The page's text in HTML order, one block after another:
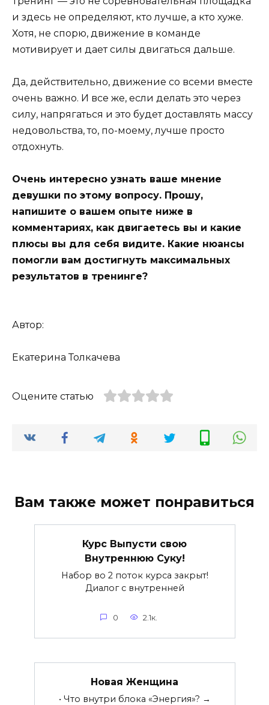
и здесь не определяют, кто лучше, а кто хуже.
Хотя, не спорю, движение в команде
мотивирует и дает силы двигаться дальше.
Да, действительно, движение со всеми вместе
очень важно. И все же, если делать это через
силу, напрягаться и это будет доставлять массу
недовольства, то, по-моему, лучше просто
отдохнуть.
Очень интересно узнать ваше мнение
девушки по этому вопросу. Прошу,
напишите о вашем опыте ниже в
комментариях, как двигаетесь вы и какие
плюсы вы для себя видите. Какие нюансы
помогли вам достигнуть максимальных
результатов в тренинге?
Автор:
Екатерина Толкачева
Оцените статью
Вам также может понравиться
Курс Выпусти свою
Внутреннюю Суку!
Набор во 2 поток курса закрыт!
Диалог с внутренней
0 2.1к.
Новая Женщина
• Что внутри блока «Энергия»? →